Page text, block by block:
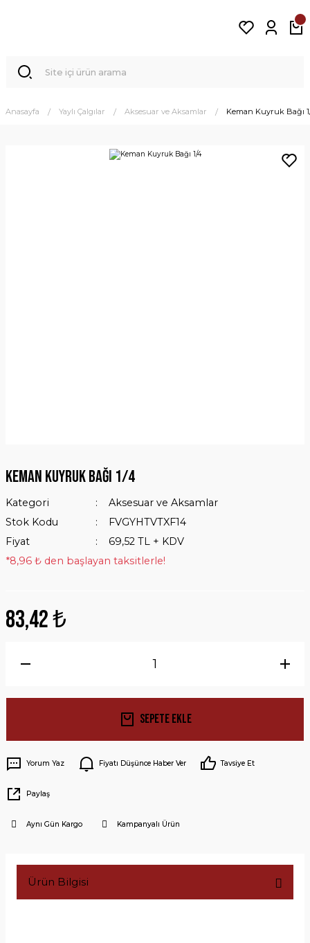
Anasayfa Yaylı Çalgılar Aksesuar ve Aksamlar Keman Kuyruk Bağı
Keman Kuyruk Bağı 1/4
Kategori
Aksesuar ve Aksamlar
Stok Kodu
FVGYHTVTXF14
Fiyat
69,52 TL + KDV
*8,96 ₺ den başlayan taksitlerle!
83,42 ₺
Sepete Ekle
Yorum Yaz Fiyatı Düşünce Haber Ver Tavsiye Et
Paylaş
Aynı Gün Kargo Kampanyalı Ürün
Ürün Bilgisi